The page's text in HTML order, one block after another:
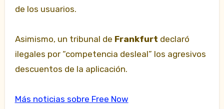
de los usuarios.
Asimismo, un tribunal de Frankfurt declaró
ilegales por “competencia desleal” los agresivos
descuentos de la aplicación.
Más noticias sobre Free Now